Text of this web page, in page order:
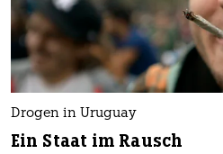
Drogen in Uruguay
Ein Staat im Rausch